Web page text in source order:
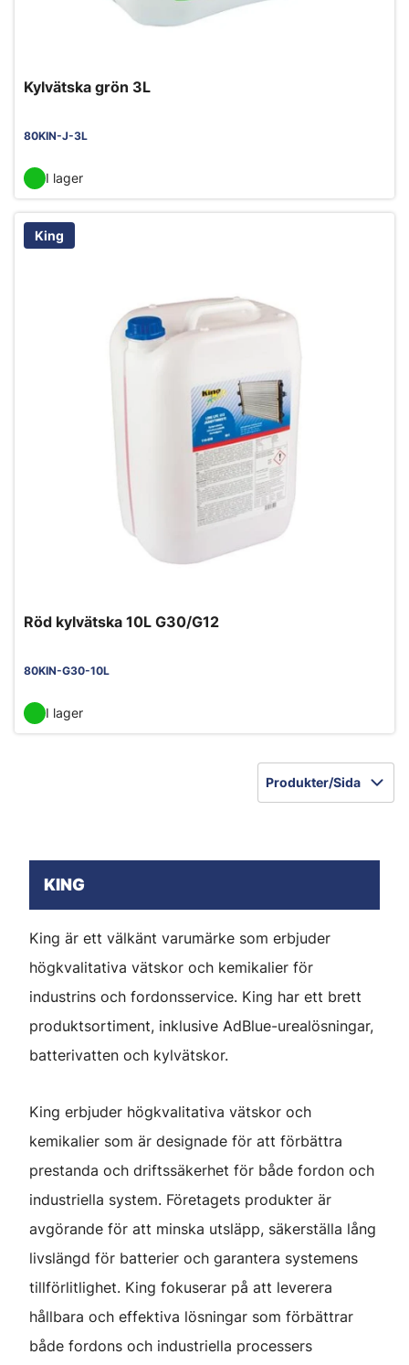
Kylvätska grön 3L
80KIN-J-3L
I lager
King
Röd kylvätska 10L G30/G12
80KIN-G30-10L
I lager
Produkter/Sida
KING
King är ett välkänt varumärke som erbjuder
högkvalitativa vätskor och kemikalier för
industrins och fordonsservice. King har ett brett
produktsortiment, inklusive AdBlue-urealösningar,
batterivatten och kylvätskor.
King erbjuder högkvalitativa vätskor och
kemikalier som är designade för att förbättra
prestanda och driftssäkerhet för både fordon och
industriella system. Företagets produkter är
avgörande för att minska utsläpp, säkerställa lång
livslängd för batterier och garantera systemens
tillförlitlighet. King fokuserar på att leverera
hållbara och effektiva lösningar som förbättrar
både fordons och industriella processers